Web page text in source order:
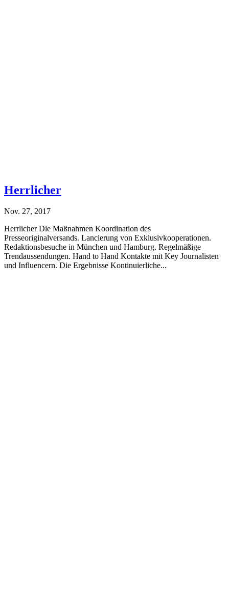
Herrlicher
Nov. 27, 2017
Herrlicher Die Maßnahmen Koordination des
Presseoriginalversands. Lancierung von Exklusivkooperationen.
Redaktionsbesuche in München und Hamburg. Regelmäßige
Trendaussendungen. Hand to Hand Kontakte mit Key Journalisten
und Influencern. Die Ergebnisse Kontinuierliche...